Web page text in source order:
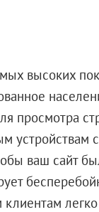
высоких
просмотра
ваш сайт